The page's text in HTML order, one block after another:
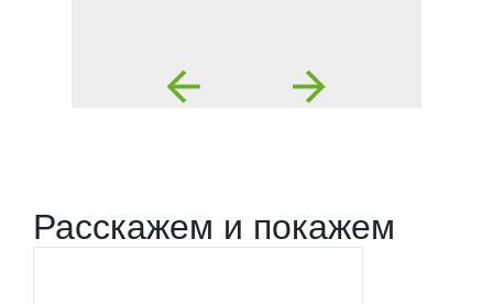
Расскажем и покажем